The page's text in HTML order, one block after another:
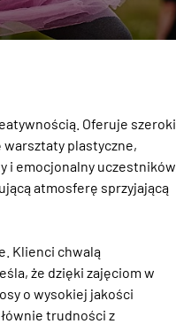
Oferuje szeroki
warsztaty plastyczne,
i emocjonalny uczestników.
atmosferę sprzyjającą
Klienci chwalą
że dzięki zajęciom w
o wysokiej jakości
trudności z